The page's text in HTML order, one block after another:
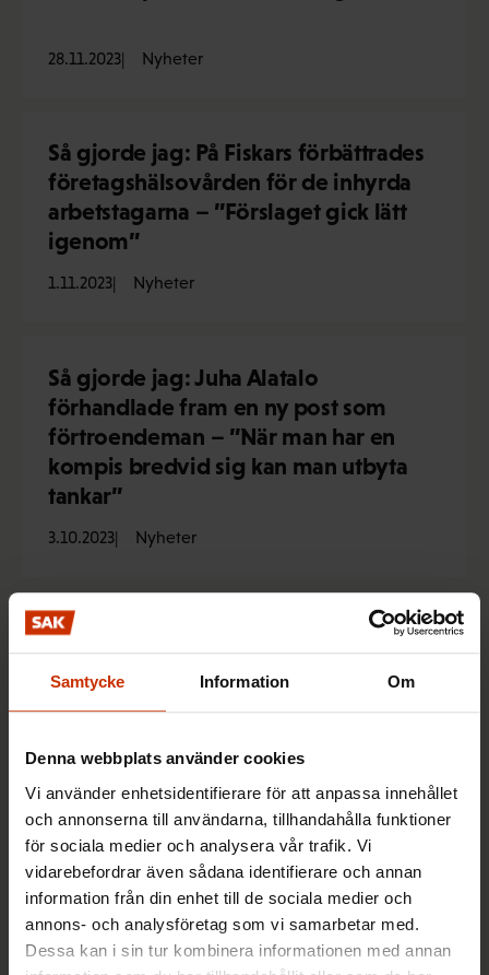
Samtycke Information Om
Denna webbplats använder cookies
Vi använder enhetsidentifierare för att anpassa innehållet
och annonserna till användarna, tillhandahålla funktioner
för sociala medier och analysera vår trafik. Vi
vidarebefordrar även sådana identifierare och annan
information från din enhet till de sociala medier och
annons- och analysföretag som vi samarbetar med.
Dessa kan i sin tur kombinera informationen med annan
28.11.2023 Nyheter
Så gjorde jag: På Fiskars förbättrades
företagshälsovården för de inhyrda
arbetstagarna – ”Förslaget gick lätt
igenom”
1.11.2023 Nyheter
Så gjorde jag: Juha Alatalo
förhandlade fram en ny post som
förtroendeman – ”När man har en
kompis bredvid sig kan man utbyta
tankar”
3.10.2023 Nyheter
Så gjorde jag: Förtroendevalda
utvecklade ett system för att få
arbetsgivaren att tvätta målarnas
arbetskläder
6.9.2023 Nyheter
Så gjorde jag: Arbetsgivaren gick
med på att införa avlönad ledighet för
att främja arbetshälsan –
Arbetstagarna får själva bestämma